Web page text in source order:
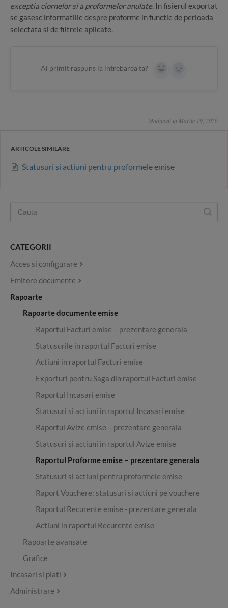
exceptia ciornelor si a proformelor anulate. In fisierul exportat
se gasesc informatiile despre proforme in functie de perioada
selectata si de filtrele aplicate.
Ai primit raspuns la intrebarea ta? Yes No
Modificat in Martie 19, 2026
ARTICOLE SIMILARE
Statusuri si actiuni pentru proformele emise
CATEGORII
Acces si configurare
Emitere documente
Rapoarte
Rapoarte documente emise
Raportul Facturi emise – prezentare generala
Statusurile in raportul Facturi emise
Actiuni in raportul Facturi emise
Exporturi pentru Saga din raportul Facturi emise
Raportul Incasari emise
Statusuri si actiuni in raportul Incasari emise
Raportul Avize emise – prezentare generala
Statusuri si actiuni in raportul Avize emise
Raportul Proforme emise – prezentare generala
Statusuri si actiuni pentru proformele emise
Raport Vouchere: statusuri si actiuni pe vouchere
Raportul Recurente emise - prezentare generala
Actiuni in raportul Recurente emise
Rapoarte avansate
Grafice
Incasari si plati
Administrare